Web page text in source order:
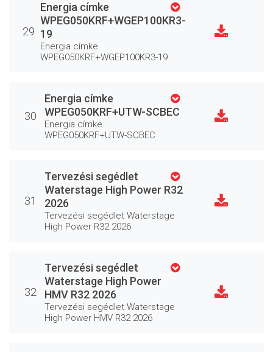
29
Energia címke
WPEG050KRF+WGEP100KR3-
19
Energia címke
WPEG050KRF+WGEP100KR3-19
30
Energia címke
WPEG050KRF+UTW-SCBEC
Energia címke
WPEG050KRF+UTW-SCBEC
31
Tervezési segédlet
Waterstage High Power R32
2026
Tervezési segédlet Waterstage
High Power R32 2026
32
Tervezési segédlet
Waterstage High Power
HMV R32 2026
Tervezési segédlet Waterstage
High Power HMV R32 2026